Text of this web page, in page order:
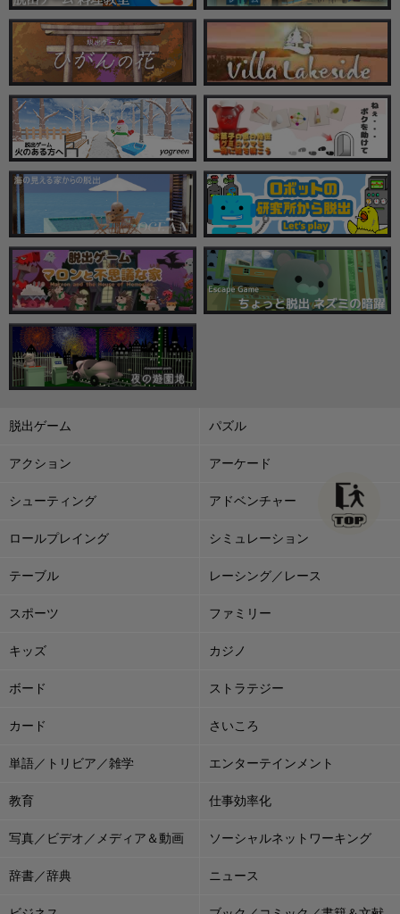
脱出ゲーム パズル
アクション アーケード
シューティング アドベンチャー
ロールプレイング シミュレーション
テーブル レーシング／レース
スポーツ ファミリー
キッズ カジノ
ボード ストラテジー
カード さいころ
単語／トリビア／雑学 エンターテインメント
教育 仕事効率化
写真／ビデオ／メディア＆動画 ソーシャルネットワーキング
辞書／辞典 ニュース